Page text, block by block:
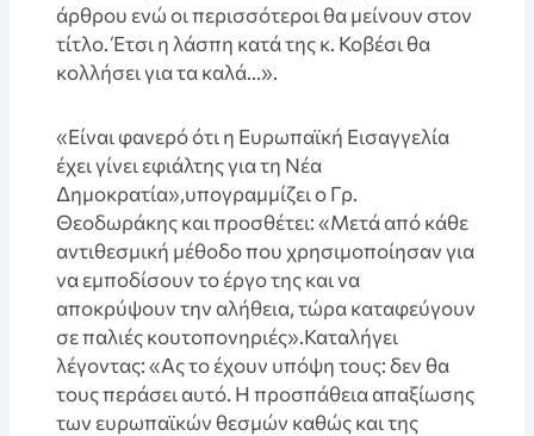
άρθρου ενώ οι περισσότεροι θα μείνουν στον
τίτλο. Έτσι η λάσπη κατά της κ. Κοβέσι θα
κολλήσει για τα καλά…».
«Είναι φανερό ότι η Ευρωπαϊκή Εισαγγελία
έχει γίνει εφιάλτης για τη Νέα
Δημοκρατία»,υπογραμμίζει ο Γρ.
Θεοδωράκης και προσθέτει: «Μετά από κάθε
αντιθεσμική μέθοδο που χρησιμοποίησαν για
να εμποδίσουν το έργο της και να
αποκρύψουν την αλήθεια, τώρα καταφεύγουν
σε παλιές κουτοπονηριές».Καταλήγει
λέγοντας: «Ας το έχουν υπόψη τους: δεν θα
τους περάσει αυτό. Η προσπάθεια απαξίωσης
των ευρωπαϊκών θεσμών καθώς και της